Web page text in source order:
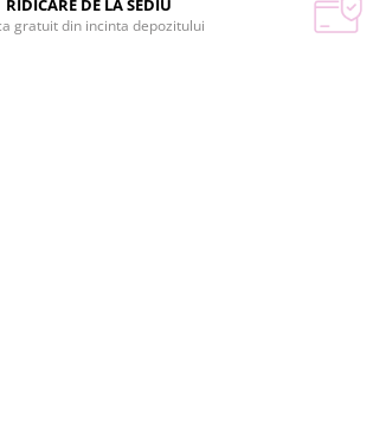
RIDICARE DE LA SEDIU
gratuit din incinta depozitului